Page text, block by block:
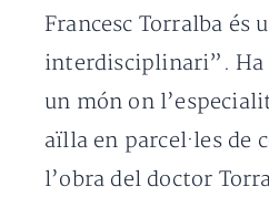
Francesc Torralba és
interdisciplinari”. Ha
un món on
aïlla en parcel·les de
l’obra del doctor